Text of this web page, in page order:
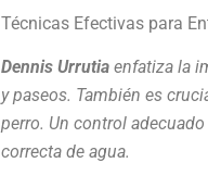
Técnicas Efectivas para
Dennis Urrutia enfatiza la
y paseos. También es
perro. Un control
correcta de agua.